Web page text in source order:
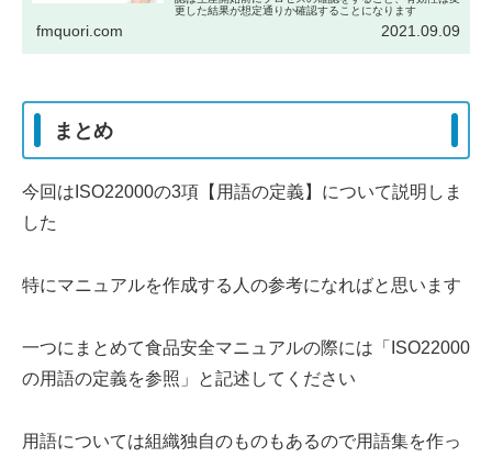
更した結果が想定通りか確認することになります
fmquori.com 2021.09.09
まとめ
今回はISO22000の3項【用語の定義】について説明しま
した
特にマニュアルを作成する人の参考になればと思います
一つにまとめて食品安全マニュアルの際には「ISO22000
の用語の定義を参照」と記述してください
用語については組織独自のものもあるので用語集を作っ